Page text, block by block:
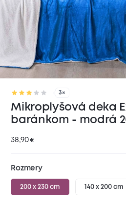
3×
Mikroplyšová deka
baránkom - modrá
38,90€
Rozmery
200 x 230 cm 140 x 200 cm